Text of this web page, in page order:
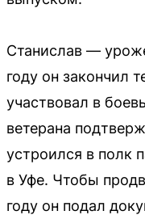
Станислав —
году он закончил
участвовал в
ветерана
устроился в полк
в Уфе. Чтобы
году он подал